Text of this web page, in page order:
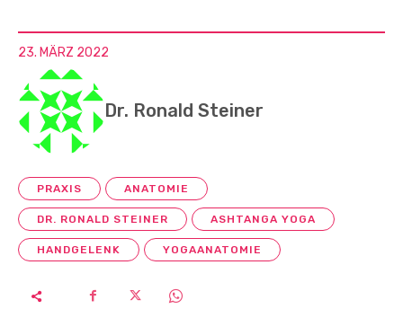
23. MÄRZ 2022
Dr. Ronald Steiner
PRAXIS ANATOMIE
DR. RONALD STEINER ASHTANGA YOGA
HANDGELENK YOGAANATOMIE